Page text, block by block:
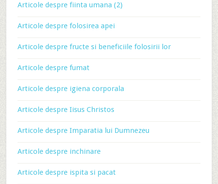
Articole despre fiinta umana (2)
Articole despre folosirea apei
Articole despre fructe si beneficiile folosirii lor
Articole despre fumat
Articole despre igiena corporala
Articole despre Iisus Christos
Articole despre Imparatia lui Dumnezeu
Articole despre inchinare
Articole despre ispita si pacat